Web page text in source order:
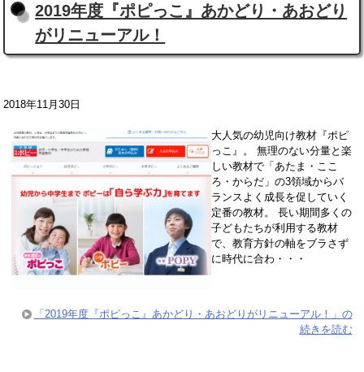
2019年度『ポピっこ』あかどり・あおどり
がリニューアル！
2018年11月30日
大人気の幼児向け教材『ポピ
っこ』。 無理のない分量と楽
しい教材で「あたま・ここ
ろ・からだ」の3領域からバ
ランスよく成長を促していく
定番の教材。 長い期間多くの
子どもたちが利用する教材
で、教育方針の軸をブラさず
に時代に合わ・・・
「2019年度『ポピっこ』あかどり・あおどりがリニューアル！」の
続きを読む